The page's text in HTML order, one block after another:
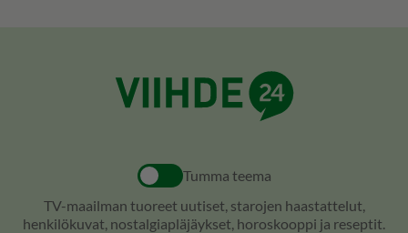
Tumma teema
TV-maailman tuoreet uutiset, starojen haastattelut,
henkilökuvat, nostalgiapläjäykset, horoskooppi ja reseptit.